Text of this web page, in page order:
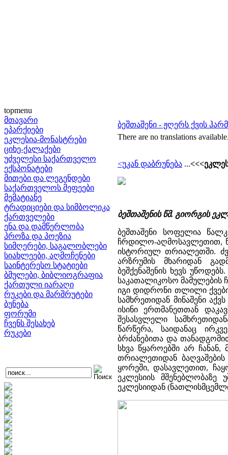
topmenu
მთავარი
ეპარქიები
ეკლესია-მონასტრები
ციხე-ქალაქები
უძველესი საქართველო
ექსპონატები
მითები და ლეგენდები
საქართველოს მეფეები
მემატიანე
ტრადიციები და სიმბოლიკა
ქართველები
ენა და დამწერლობა
პროზა და პოეზია
სიმღერები, საგალობლები
სიახლეები, აღმოჩენები
საინტერესო სტატიები
ბმულები, ბიბლიოგრაფია
ქართული იარაღი
რუკები და მარშრუტები
ბუნება
ფორუმი
ჩვენს შესახებ
რუკები
ბეშთაშენი - ჟღერს ქვის
There are no translations
<უკან დაბრუნება ...
ბეშთაშენის წმ. გიორგის
ბეშთაშენი სოფელია
ჩრდილო-აღმოსავლეთით,
ისტორიულ თრიალეთში.
არზრუმის მხარიდან
ბეშქენაშენის ხევს
საკათალიკოსო მამულების
იგი დიდრონი თლილი
სამხრეთიდან მინაშენი
ისინი ერთმანეთთან
შესასვლელი
წარწერა, საიდანაც
ბრძანებითა და
სხვა წყაროებში არ
თრიალეთიდან ბაღვაშების
ყორეში, დასავლეთით,
ეკლესიის
ეკლესიიდან